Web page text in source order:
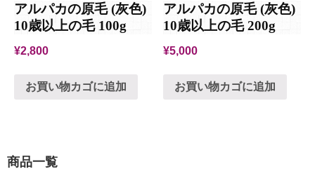
アルパカの原毛 (灰色)
10歳以上の毛 100g
¥2,800
お買い物カゴに追加
アルパカの原毛 (灰色)
10歳以上の毛 200g
¥5,000
お買い物カゴに追加
商品一覧